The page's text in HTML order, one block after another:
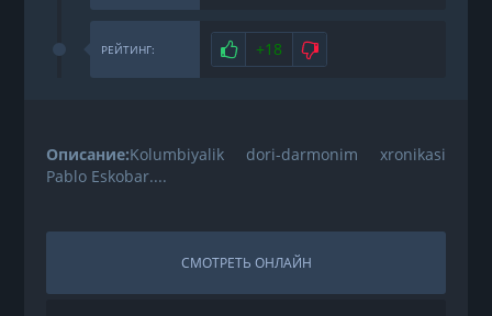
РЕЙТИНГ: Нравится
+18 Не нравится
Описание:Kolumbiyalik dori-darmonim xronikasi
Pablo Eskobar....
СМОТРЕТЬ ОНЛАЙН